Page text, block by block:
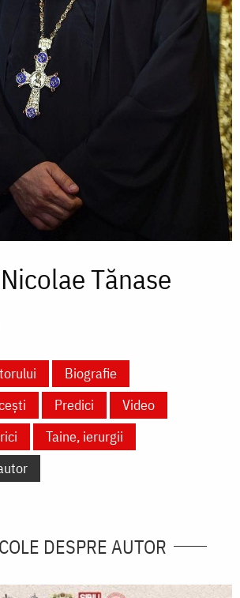
Tănase
Biografie
Predici
Video
Taine, ierurgii
DESPRE AUTOR